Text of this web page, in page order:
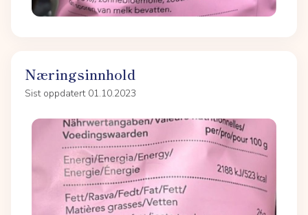
Næringsinnhold
Sist oppdatert 01.10.2023